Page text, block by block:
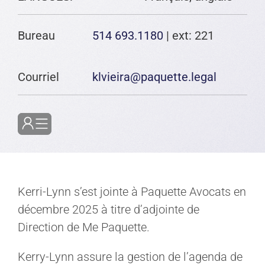
Bureau
Courriel
514 693.1180 | ext: 221
klvieira@paquette.legal
Kerri-Lynn s’est jointe à Paquette Avocats en
décembre 2025 à titre d’adjointe de
Direction de Me Paquette.
Kerry-Lynn assure la gestion de l’agenda de